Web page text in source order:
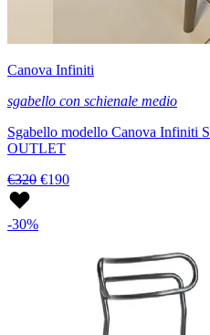
Canova Infiniti
sgabello con schienale medio
Sgabello modello Canova Infiniti
OUTLET
€320 €190
-30%